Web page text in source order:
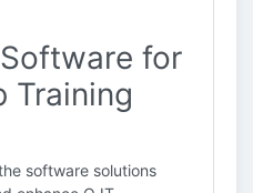
for
Training
software solutions